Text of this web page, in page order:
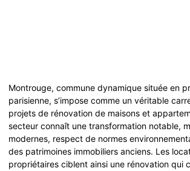
Montrouge, commune dynamique située en
parisienne, s’impose comme un véritable
projets de rénovation de maisons et
secteur connaît une transformation notable,
modernes, respect de normes
des patrimoines immobiliers anciens. Les
propriétaires ciblent ainsi une rénovation qui